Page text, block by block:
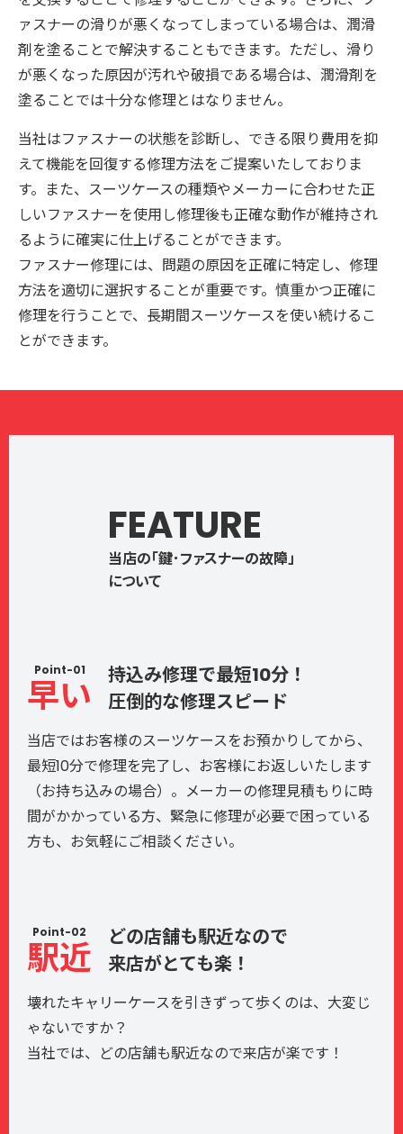
ァスナーの滑りが悪くなってしまっている場合は、潤滑
剤を塗ることで解決することもできます。ただし、滑り
が悪くなった原因が汚れや破損である場合は、潤滑剤を
塗ることでは十分な修理とはなりません。
当社はファスナーの状態を診断し、できる限り費用を抑
えて機能を回復する修理方法をご提案いたしておりま
す。また、スーツケースの種類やメーカーに合わせた正
しいファスナーを使用し修理後も正確な動作が維持され
るように確実に仕上げることができます。
ファスナー修理には、問題の原因を正確に特定し、修理
方法を適切に選択することが重要です。慎重かつ正確に
修理を行うことで、長期間スーツケースを使い続けるこ
とができます。
FEATURE
当店の「鍵･ファスナーの故障」
について
Point-01
早い
持込み修理で最短10分！
圧倒的な修理スピード
当店ではお客様のスーツケースをお預かりしてから、
最短10分で修理を完了し、お客様にお返しいたします
（お持ち込みの場合）。メーカーの修理見積もりに時
間がかかっている方、緊急に修理が必要で困っている
方も、お気軽にご相談ください。
Point-02
駅近
どの店舗も駅近なので
来店がとても楽！
壊れたキャリーケースを引きずって歩くのは、大変じ
ゃないですか？
当社では、どの店舗も駅近なので来店が楽です！